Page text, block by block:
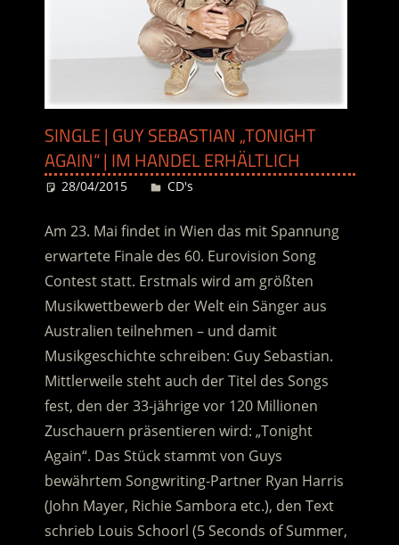
SINGLE | GUY SEBASTIAN „TONIGHT
AGAIN“ | IM HANDEL ERHÄLTLICH
28/04/2015 Desiree
CD's
Am 23. Mai findet in Wien das mit Spannung
erwartete Finale des 60. Eurovision Song
Contest statt. Erstmals wird am größten
Musikwettbewerb der Welt ein Sänger aus
Australien teilnehmen – und damit
Musikgeschichte schreiben: Guy Sebastian.
Mittlerweile steht auch der Titel des Songs
fest, den der 33-jährige vor 120 Millionen
Zuschauern präsentieren wird: „Tonight
Again“. Das Stück stammt von Guys
bewährtem Songwriting-Partner Ryan Harris
(John Mayer, Richie Sambora etc.), den Text
schrieb Louis Schoorl (5 Seconds of Summer,